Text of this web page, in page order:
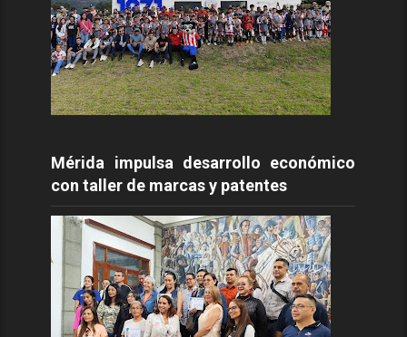
Mérida impulsa desarrollo económico
con taller de marcas y patentes